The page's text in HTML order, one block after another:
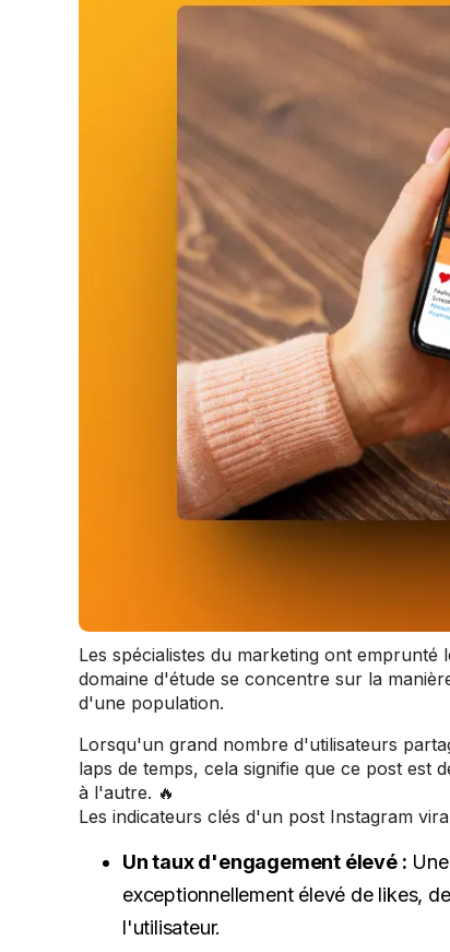
Les spécialistes du marketing ont
domaine d'étude se concentre sur la
d'une population.
Lorsqu'un grand nombre d'utilisateurs
laps de temps, cela signifie que ce post est
à l'autre. 🔥
Les indicateurs clés d'un post Instagram
Un taux d'engagement élevé :
exceptionnellement élevé de likes,
l'utilisateur.